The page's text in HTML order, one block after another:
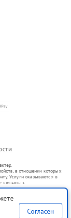
в отношении которых
Услуги оказываются в
связаны с
оборот в соответствии
услуг или введения
услугах по
Согласен